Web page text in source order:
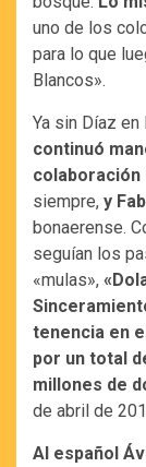
uno de los
para lo que
Blancos».
Ya sin Díaz
continuó
colaboración
siempre, y
bonaerense.
seguían los
«mulas»,
tenencia en
por un total
millones de
de abril de
Al español